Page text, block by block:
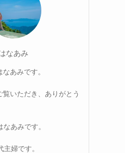
なあみ
あみです。
覧いただき、ありがとう
あみです。
婦です。